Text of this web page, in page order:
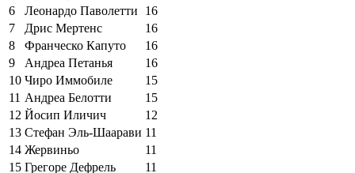
6
Леонардо Паволетти
16
7
Дрис Мертенс
16
8
Франческо Капуто
16
9
Андреа Петанья
16
10 Чиро Иммобиле
15
11 Андреа Белотти
15
12 Йосип Иличич
12
13 Стефан Эль-Шаарави 11
14 Жервиньо
11
15 Грегоре Дефрель 11